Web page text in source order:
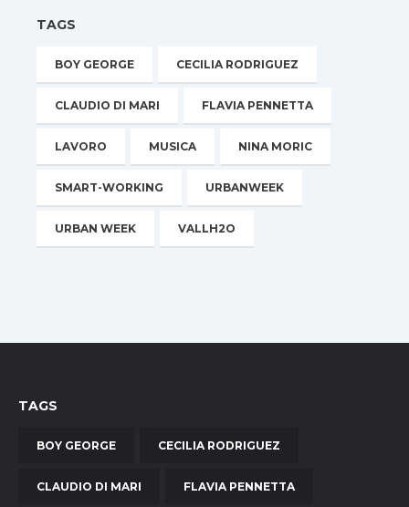
TAGS
BOY GEORGE CECILIA RODRIGUEZ
CLAUDIO DI MARI FLAVIA PENNETTA
LAVORO MUSICA NINA MORIC
SMART-WORKING URBANWEEK
URBAN WEEK VALLH2O
TAGS
BOY GEORGE CECILIA RODRIGUEZ
CLAUDIO DI MARI FLAVIA PENNETTA